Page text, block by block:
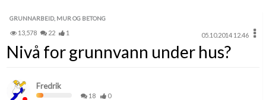
Papirer som mangler
Skaff dokumentasjon som mangler
Kundeservice
Få svar på det du lurer på
GRUNNARBEID, MUR OG BETONG
13,578 22 1 05.10.2014 12.46
Nivå for grunnvann under hus?
Fredrik
18 0